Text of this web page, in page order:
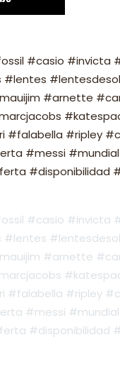
#casio #invicta
#lentes
#arnette
#falabella #ripley
#messi
#disponibilidad
#casio #invicta
#lentes
#arnette
#falabella #ripley
#messi
#disponibilidad